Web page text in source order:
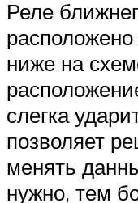
Реле
ниже на
слегка
позволяет
менять
нужно, тем